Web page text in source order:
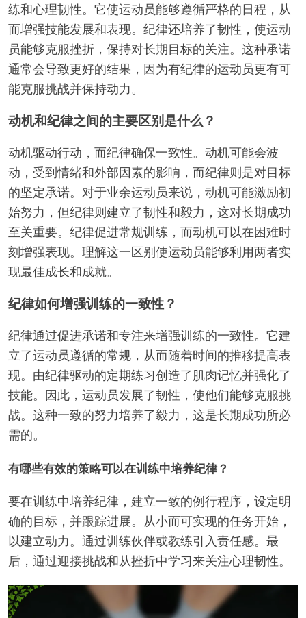
练和心理韧性。它使运动员能够遵循严格的日程，从
而增强技能发展和表现。纪律还培养了韧性，使运动
员能够克服挫折，保持对长期目标的关注。这种承诺
通常会导致更好的结果，因为有纪律的运动员更有可
能克服挑战并保持动力。
动机和纪律之间的主要区别是什么？
动机驱动行动，而纪律确保一致性。动机可能会波
动，受到情绪和外部因素的影响，而纪律则是对目标
的坚定承诺。对于业余运动员来说，动机可能激励初
始努力，但纪律则建立了韧性和毅力，这对长期成功
至关重要。纪律促进常规训练，而动机可以在困难时
刻增强表现。理解这一区别使运动员能够利用两者实
现最佳成长和成就。
纪律如何增强训练的一致性？
纪律通过促进承诺和专注来增强训练的一致性。它建
立了运动员遵循的常规，从而随着时间的推移提高表
现。由纪律驱动的定期练习创造了肌肉记忆并强化了
技能。因此，运动员发展了韧性，使他们能够克服挑
战。这种一致的努力培养了毅力，这是长期成功所必
需的。
有哪些有效的策略可以在训练中培养纪律？
要在训练中培养纪律，建立一致的例行程序，设定明
确的目标，并跟踪进展。从小而可实现的任务开始，
以建立动力。通过训练伙伴或教练引入责任感。最
后，通过迎接挑战和从挫折中学习来关注心理韧性。